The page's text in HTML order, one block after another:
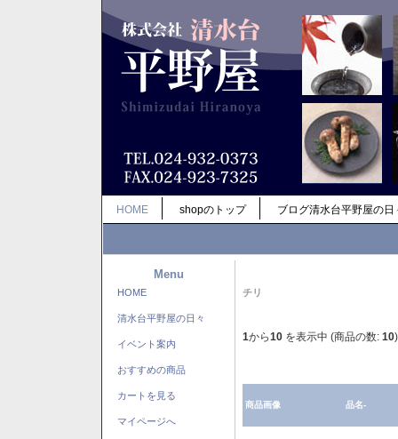
HOME shopのトップ ブログ清水台平野屋の日
Menu
HOME
清水台平野屋の日々
イベント案内
おすすめの商品
カートを見る
マイページへ
チリ
1から10 を表示中 (商品の数: 10)
商品画像 品名-